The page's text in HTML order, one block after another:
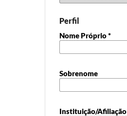
Perfil
Nome Próprio*
Sobrenome
Instituição/Afiliação